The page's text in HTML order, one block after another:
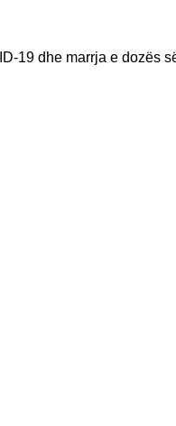
19 dhe marrja e dozës